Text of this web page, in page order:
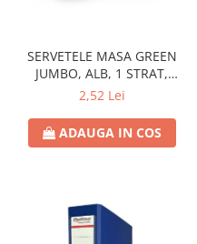
Lumanari
Mopuri
Odorizante cameră/auto
Odorizante toaletă
Saci menajeri
Detergenți și balsam de rufe
Tipizate
Tuș & more
SERVETELE MASA GREEN
JUMBO, ALB, 1 STRAT,
25X25CM
2,52 Lei
ADAUGA IN COS